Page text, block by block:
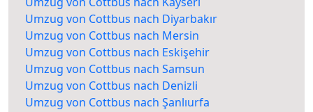
Umzug von Cottbus nach Diyarbakır
Umzug von Cottbus nach Mersin
Umzug von Cottbus nach Eskişehir
Umzug von Cottbus nach Samsun
Umzug von Cottbus nach Denizli
Umzug von Cottbus nach Şanlıurfa